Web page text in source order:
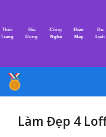
nội
Thời
Trang
Gia
Dụng
Công
Nghệ
Điện
Máy
Du
Lịch
Làm Đẹp 4